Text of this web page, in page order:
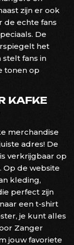
zijn er ook
de echte fans
De
het
stelt fans in
tonen op
KAFKE
merchandise
adres! De
verkrijgbaar op
Op de website
kleding,
perfect zijn
een t-shirt
je kunt alles
Zanger
jouw favoriete